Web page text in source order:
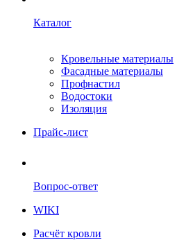
Каталог
Кровельные материалы
Фасадные материалы
Профнастил
Водостоки
Изоляция
Прайс-лист
Вопрос-ответ
WIKI
Расчёт кровли